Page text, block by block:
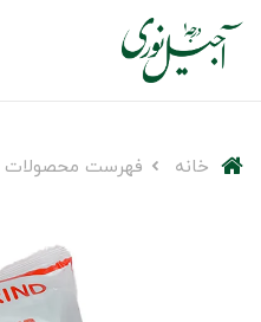
خانه فهرست محصولات